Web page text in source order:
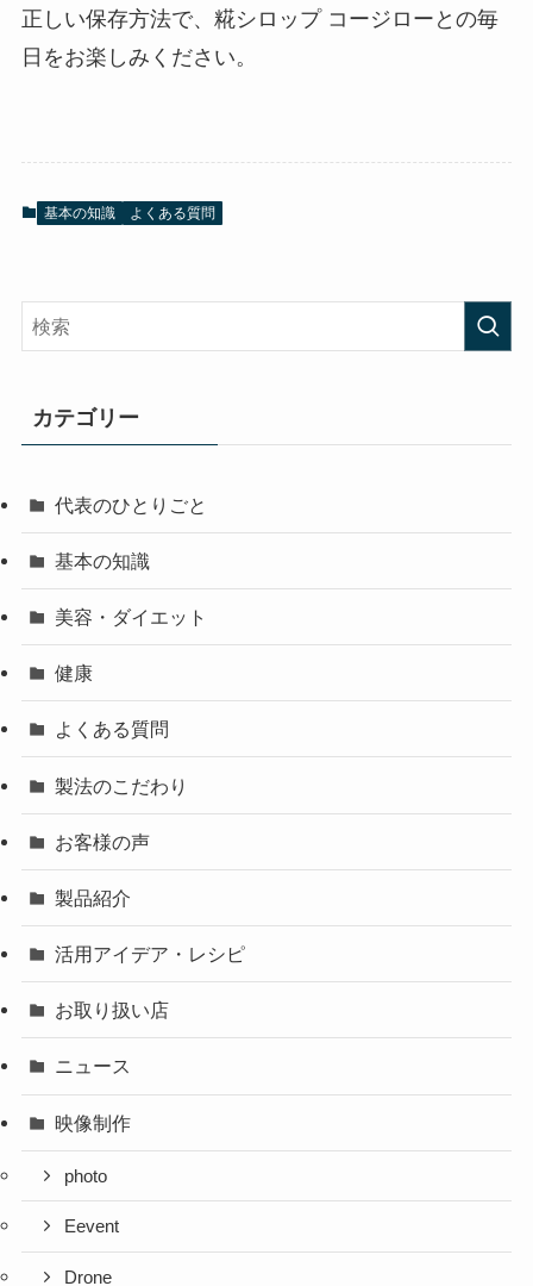
正しい保存方法で、糀シロップ コージローとの毎
日をお楽しみください。
基本の知識 よくある質問
カテゴリー
代表のひとりごと
基本の知識
美容・ダイエット
健康
よくある質問
製法のこだわり
お客様の声
製品紹介
活用アイデア・レシピ
お取り扱い店
ニュース
映像制作
photo
Eevent
Drone